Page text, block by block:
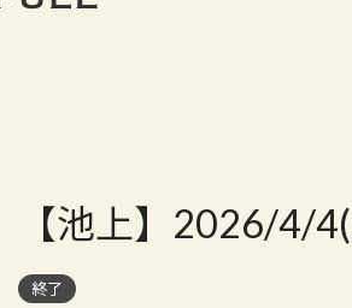
【池上】2026/4/
終了